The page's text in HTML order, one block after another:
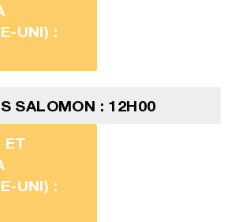
UNI) :
SALOMON : 12H00
ET
UNI) :